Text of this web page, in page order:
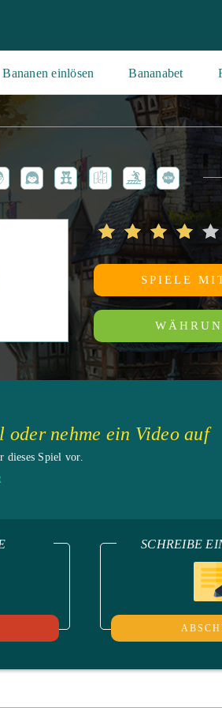
Bananen einlösen Bananabet
SPIELE
nehme ein Video auf
dieses Spiel vor.
SCHREIBE